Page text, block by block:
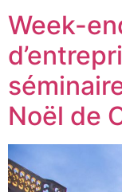
Week-
Noël de